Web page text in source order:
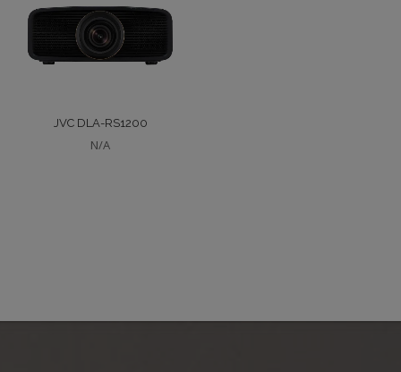
JVC DLA-RS1200
N/A